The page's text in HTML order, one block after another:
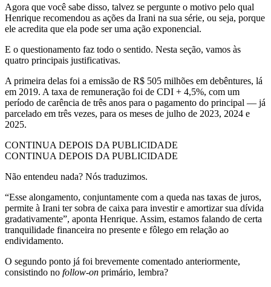
Agora que você sabe disso, talvez se pergunte o motivo pelo qual
Henrique recomendou as ações da Irani na sua série, ou seja, porque
ele acredita que ela pode ser uma ação exponencial.
E o questionamento faz todo o sentido. Nesta seção, vamos às
quatro principais justificativas.
A primeira delas foi a emissão de R$ 505 milhões em debêntures, lá
em 2019. A taxa de remuneração foi de CDI + 4,5%, com um
período de carência de três anos para o pagamento do principal — já
parcelado em três vezes, para os meses de julho de 2023, 2024 e
2025.
CONTINUA DEPOIS DA PUBLICIDADE
CONTINUA DEPOIS DA PUBLICIDADE
Não entendeu nada? Nós traduzimos.
“Esse alongamento, conjuntamente com a queda nas taxas de juros,
permite à Irani ter sobra de caixa para investir e amortizar sua dívida
gradativamente”, aponta Henrique. Assim, estamos falando de certa
tranquilidade financeira no presente e fôlego em relação ao
endividamento.
O segundo ponto já foi brevemente comentado anteriormente,
consistindo no follow-on primário, lembra?